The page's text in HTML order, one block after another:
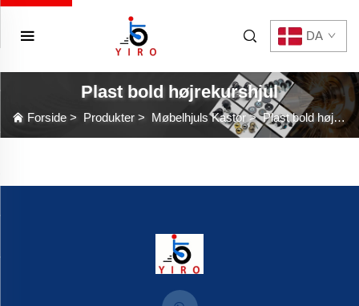
DA
Plast bold højrekurshjul
Forside > Produkter > Møbelhjuls Kastor>Plast bold højrekurshjul